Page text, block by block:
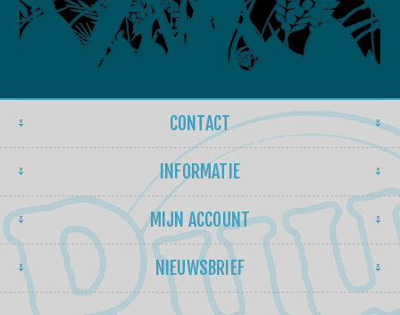
CONTACT
INFORMATIE
MIJN ACCOUNT
NIEUWSBRIEF